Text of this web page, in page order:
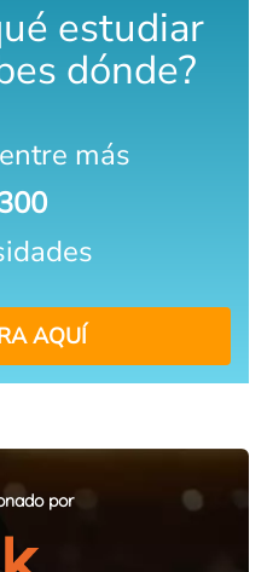
por
estudiar
dónde?
más
AQUÍ